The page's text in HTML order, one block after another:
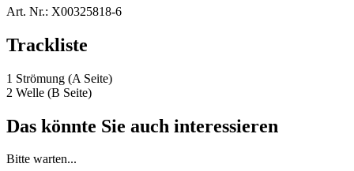
Art. Nr.: X00325818-6
Trackliste
1 Strömung (A Seite)
2 Welle (B Seite)
Das könnte Sie auch interessieren
Bitte warten...